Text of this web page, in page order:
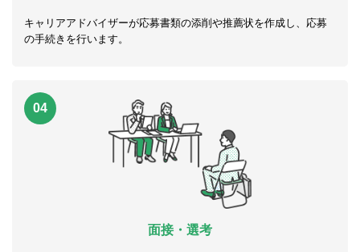
キャリアアドバイザーが応募書類の添削や推薦状を作成し、応募
の手続きを行います。
04
面接・選考